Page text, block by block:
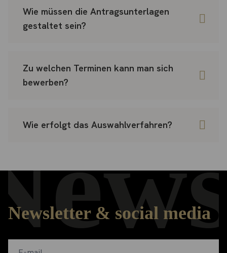
Wie müssen die Antragsunterlagen
gestaltet sein?
Zu welchen Terminen kann man sich
bewerben?
Wie erfolgt das Auswahlverfahren?
Newsletter & social media